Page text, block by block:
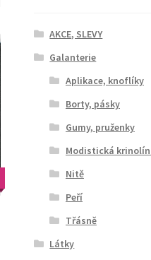
AKCE, SLEVY
Galanterie
Aplikace, knoflíky
Borty, pásky
Gumy, pruženky
Modistická
Nitě
Peří
Třásně
Látky